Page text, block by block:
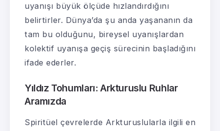
uyanışı büyük ölçüde hızlandırdığını
belirtirler. Dünya’da şu anda yaşananın da
tam bu olduğunu, bireysel uyanışlardan
kolektif uyanışa geçiş sürecinin başladığını
ifade ederler.
Yıldız Tohumları: Arkturuslu Ruhlar
Aramızda
Spiritüel çevrelerde Arkturuslularla ilgili en